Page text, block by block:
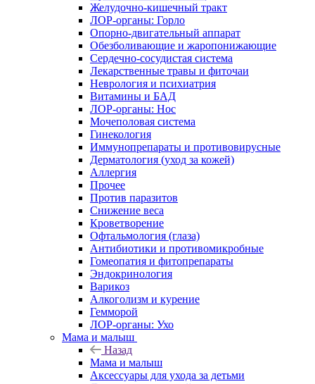
Желудочно-кишечный тракт
ЛОР-органы: Горло
Опорно-двигательный аппарат
Обезболивающие и жаропонижающие
Сердечно-сосудистая система
Лекарственные травы и фиточаи
Неврология и психиатрия
Витамины и БАД
ЛОР-органы: Нос
Мочеполовая система
Гинекология
Иммунопрепараты и противовирусные
Дерматология (уход за кожей)
Аллергия
Прочее
Против паразитов
Снижение веса
Кроветворение
Офтальмология (глаза)
Антибиотики и противомикробные
Гомеопатия и фитопрепараты
Эндокринология
Варикоз
Алкоголизм и курение
Гемморой
ЛОР-органы: Ухо
Мама и малыш
Назад
Мама и малыш
Аксессуары для ухода за детьми